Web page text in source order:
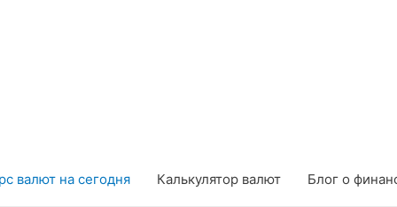
валют на сегодня Калькулятор валют Блог о